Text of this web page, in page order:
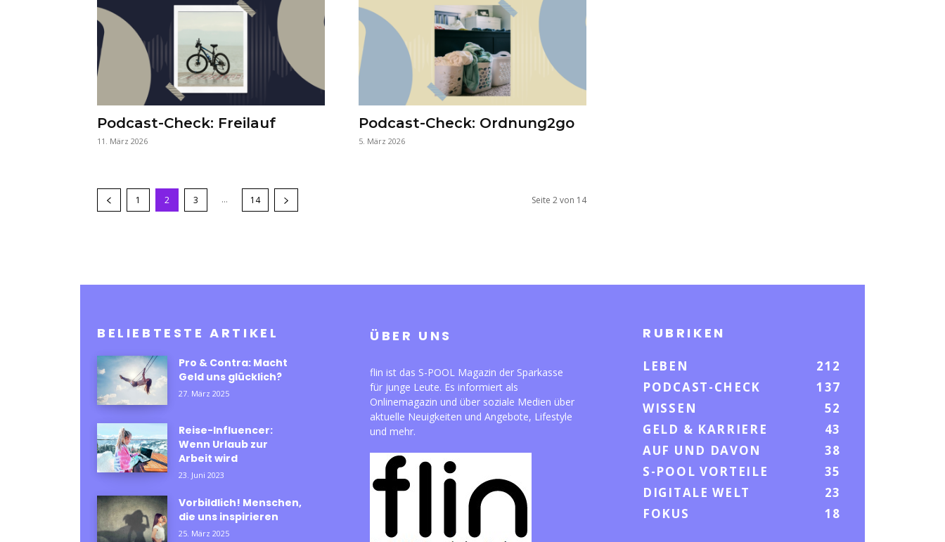
Podcast-Check: Freilauf
11. März 2026
Podcast-Check: Ordnung2go
5. März 2026
1 2 3 ... 14 Seite 2 von 14
BELIEBTESTE ARTIKEL
Pro & Contra: Macht
Geld uns glücklich?
27. März 2025
Reise-Influencer:
Wenn Urlaub zur
Arbeit wird
23. Juni 2023
Vorbildlich! Menschen,
die uns inspirieren
25. März 2025
ÜBER UNS
flin ist das S-POOL Magazin der Sparkasse
für junge Leute. Es informiert als
Onlinemagazin und über soziale Medien über
aktuelle Neuigkeiten und Angebote, Lifestyle
und mehr.
RUBRIKEN
LEBEN
212
PODCAST-CHECK
137
WISSEN
52
GELD & KARRIERE
43
AUF UND DAVON
38
S-POOL VORTEILE
35
DIGITALE WELT
23
FOKUS
18